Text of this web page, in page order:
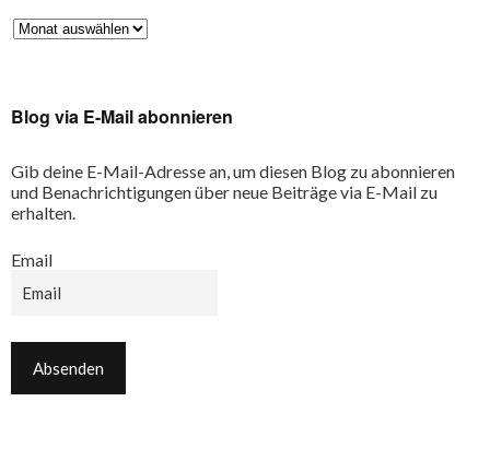
Blog via E-Mail abonnieren
Gib deine E-Mail-Adresse an, um diesen Blog zu abonnieren
und Benachrichtigungen über neue Beiträge via E-Mail zu
erhalten.
Email